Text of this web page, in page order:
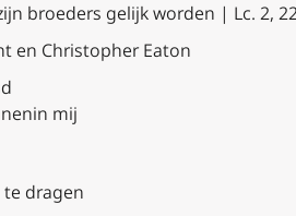
broeders gelijk worden | Lc. 2,
en Christopher Eaton
mij
dragen